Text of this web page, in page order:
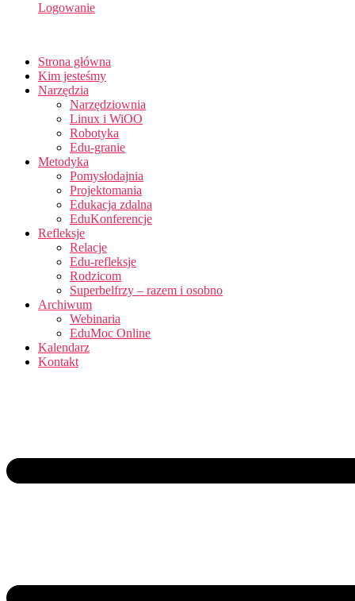
Logowanie
Strona główna
Kim jesteśmy
Narzędzia
Narzędziownia
Linux i WiOO
Robotyka
Edu-granie
Metodyka
Pomysłodajnia
Projektomania
Edukacja zdalna
EduKonferencje
Refleksje
Relacje
Edu-refleksje
Rodzicom
Superbelfrzy – razem i osobno
Archiwum
Webinaria
EduMoc Online
Kalendarz
Kontakt